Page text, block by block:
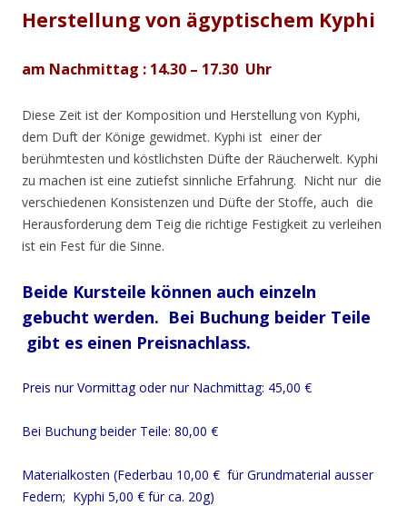
Herstellung von ägyptischem Kyphi
am Nachmittag : 14.30 – 17.30 Uhr
Diese Zeit ist der Komposition und Herstellung von Kyphi,
dem Duft der Könige gewidmet. Kyphi ist einer der
berühmtesten und köstlichsten Düfte der Räucherwelt. Kyphi
zu machen ist eine zutiefst sinnliche Erfahrung. Nicht nur die
verschiedenen Konsistenzen und Düfte der Stoffe, auch die
Herausforderung dem Teig die richtige Festigkeit zu verleihen
ist ein Fest für die Sinne.
Beide Kursteile können auch einzeln
gebucht werden. Bei Buchung beider Teile
gibt es einen Preisnachlass.
Preis nur Vormittag oder nur Nachmittag: 45,00 €
Bei Buchung beider Teile: 80,00 €
Materialkosten (Federbau 10,00 € für Grundmaterial ausser
Federn; Kyphi 5,00 € für ca. 20g)